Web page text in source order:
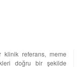
klinik referans, meme
doğru bir şekilde